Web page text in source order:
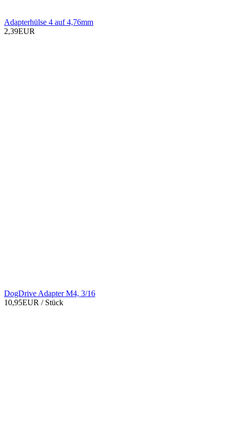
Adapterhülse 4 auf 4,76mm
2,39EUR
DogDrive Adapter M4, 3/16
10,95EUR / Stück